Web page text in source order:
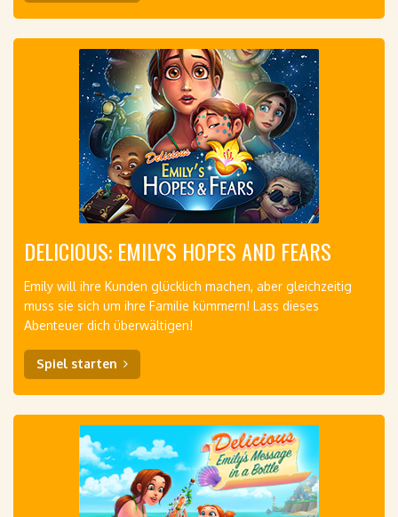
DELICIOUS: EMILY'S HOPES AND FEARS
Emily will ihre Kunden glücklich machen, aber gleichzeitig
muss sie sich um ihre Familie kümmern! Lass dieses
Abenteuer dich überwältigen!
Spiel starten